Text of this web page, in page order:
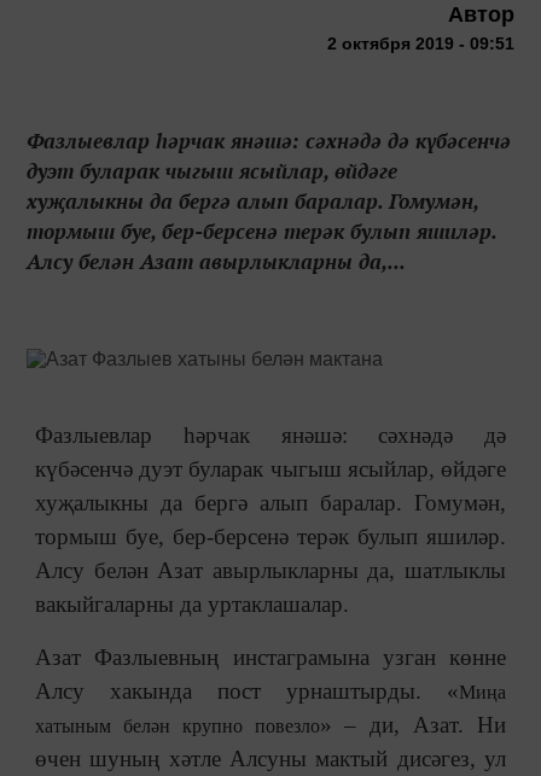
Автор
2 октября 2019 - 09:51
Фазлыевлар һәрчак янәшә: сәхнәдә дә күбәсенчә
дуэт буларак чыгыш ясыйлар, өйдәге
хуҗалыкны да бергә алып баралар. Гомумән,
тормыш буе, бер-берсенә терәк булып яшиләр.
Алсу белән Азат авырлыкларны да,...
Фазлыевлар һәрчак янәшә: сәхнәдә дә
күбәсенчә дуэт буларак чыгыш ясыйлар, өйдәге
хуҗалыкны да бергә алып баралар. Гомумән,
тормыш буе, бер-берсенә терәк булып яшиләр.
Алсу белән Азат авырлыкларны да, шатлыклы
вакыйгаларны да уртаклашалар.
Азат Фазлыевның инстаграмына узган көнне
Алсу хакында пост урнаштырды. «Миңа
хатыным белән крупно повезло» – ди, Азат. Ни
өчен шуның хәтле Алсуны мактый дисәгез, ул